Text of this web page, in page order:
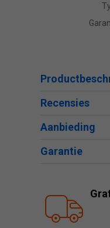
Recensies
Aanbieding
Garantie